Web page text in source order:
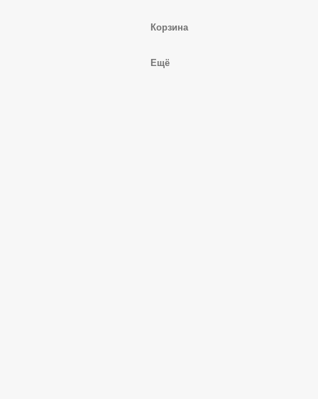
Корзина
Ещё